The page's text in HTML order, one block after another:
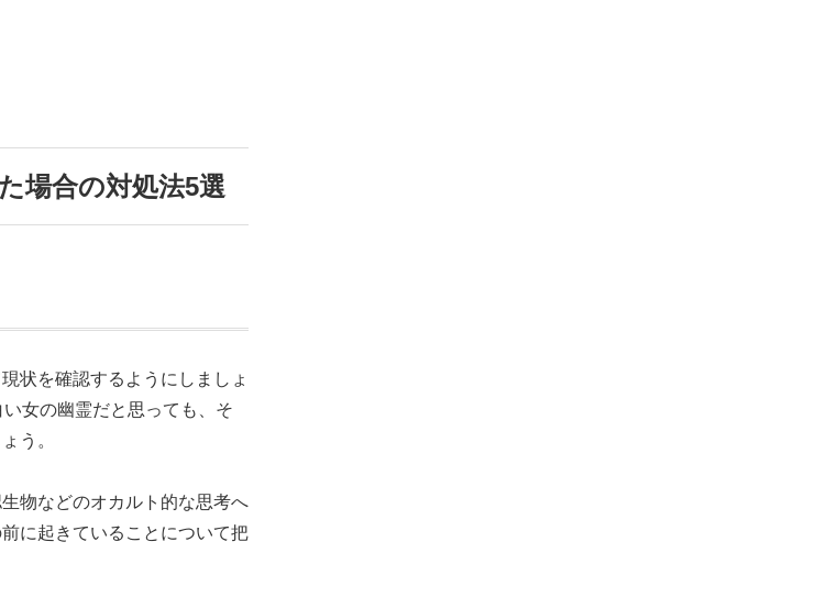
場合の対処法5選
状を確認するようにしましょ
女の幽霊だと思っても、そ
う。
物などのオカルト的な思考へ
に起きていることについて把